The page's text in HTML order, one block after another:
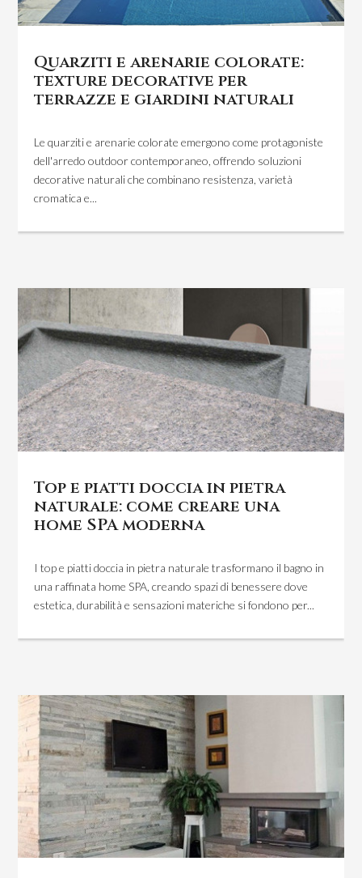
Quarziti e arenarie colorate:
texture decorative per
terrazze e giardini naturali
Le quarziti e arenarie colorate emergono come protagoniste
dell'arredo outdoor contemporaneo, offrendo soluzioni
decorative naturali che combinano resistenza, varietà
cromatica e...
Top e piatti doccia in pietra
naturale: come creare una
home SPA moderna
I top e piatti doccia in pietra naturale trasformano il bagno in
una raffinata home SPA, creando spazi di benessere dove
estetica, durabilità e sensazioni materiche si fondono per...